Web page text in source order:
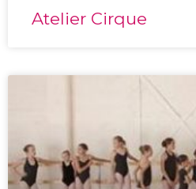
Atelier Cirque